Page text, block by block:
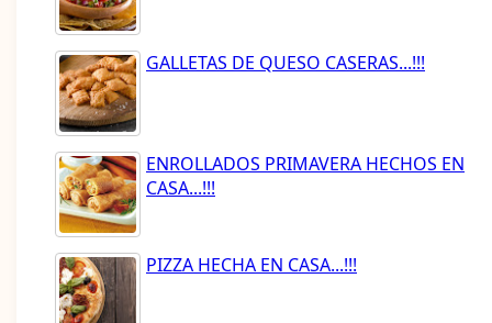
GALLETAS DE QUESO CASERAS...!!!
ENROLLADOS PRIMAVERA HECHOS EN
CASA...!!!
PIZZA HECHA EN CASA...!!!